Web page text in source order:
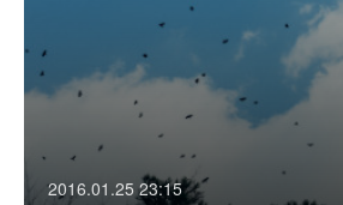
2016.01.25 23:15